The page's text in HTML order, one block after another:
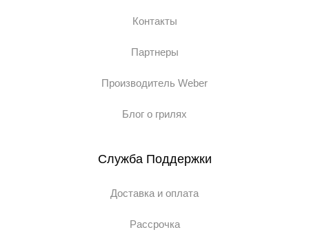
Контакты
Партнеры
Производитель Weber
Блог о грилях
Служба Поддержки
Доставка и оплата
Рассрочка